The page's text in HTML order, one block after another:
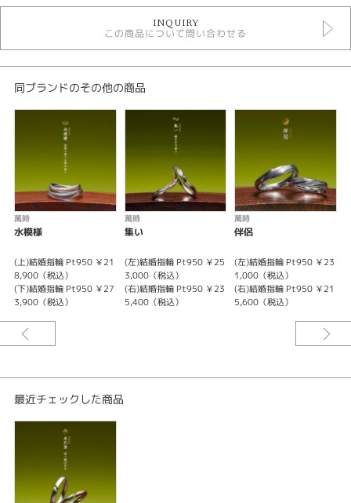
結婚指輪
結婚指輪 コンビネーション
結婚指輪 ストレート
結婚指輪 甲丸
萬時 結婚指輪
性別
紹介文
Mizuhikisou 水引草 固く結ばれる
上から見ると紅く、下から見ると白く見える 水引草 の花を顕した結婚指輪
作品です。
結納の際等に使用される紅白の紐：水引より、命名されたお花です。
水引の紅白の紐が、硬く結ばれる事より、二人の絆が固く結ばれる事に掛け
女性用はピンクゴールドとプラチナで紅白を、男性用は、艶消しと光沢仕上
げにて紅白を表現しております。
※選ばれる素材・アレンジにより価格は変わります。
INQUIRY
この商品について問い合わせる
同ブランドのその他の商品
萬時
水模様
(上)結婚指輪 Pt950 ￥21
8,900（税込）
(下)結婚指輪 Pt950 ￥27
3,900（税込）
萬時
集い
(左)結婚指輪 Pt950 ￥25
3,000（税込）
(右)結婚指輪 Pt950 ￥23
5,400（税込）
萬時
伴侶
(左)結婚指輪 Pt950 ￥23
1,000（税込）
(右)結婚指輪 Pt950 ￥21
5,600（税込）
最近チェックした商品